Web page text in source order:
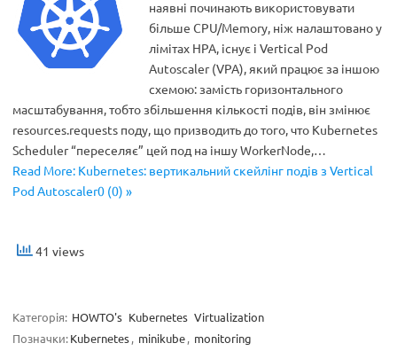
наявні починають використовувати
більше CPU/Memory, ніж налаштовано у
лімітах HPA, існує і Vertical Pod
Autoscaler (VPA), який працює за іншою
схемою: замість горизонтального
масштабування, тобто збільшення кількості подів, він змінює
resources.requests поду, що призводить до того, что Kubernetes
Scheduler “переселяє” цей под на іншу WorkerNode,…
Read More: Kubernetes: вертикальний скейлінг подів з Vertical
Pod Autoscaler0 (0) »
41 views
Категорія: HOWTO's Kubernetes Virtualization
Позначки:Kubernetes, minikube, monitoring